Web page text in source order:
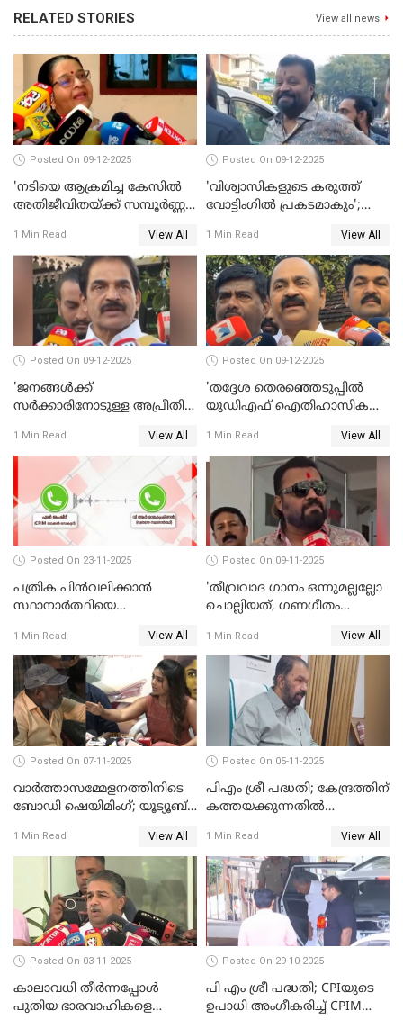
RELATED STORIES View all news
Posted On 09-12-2025
'നടിയെ ആക്രമിച്ച കേസില്‍
അതിജീവിതയ്ക്ക് സമ്പൂര്‍ണ്ണ
MLA WATCH VIDEO
1 Min Read View All
Posted On 09-12-2025
'വിശ്വാസികളുടെ കരുത്ത്
വോട്ടിംഗില്‍ പ്രകടമാകും';
1 Min Read View All
Posted On 09-12-2025
'ജനങ്ങള്‍ക്ക്
സര്‍ക്കാരിനോടുള്ള അപ്രീതി
പ്രതിഫലിക്കും'; കെ.സി
വേണുഗോപാല്‍ WATCH
1 Min Read View All
Posted On 09-12-2025
'തദ്ദേശ തെരഞ്ഞെടുപ്പില്‍
യുഡിഎഫ് ഐതിഹാസിക
സതീശന്‍ WATCH VIDEO
1 Min Read View All
Posted On 23-11-2025
പത്രിക പിന്‍വലിക്കാന്‍
സ്ഥാനാര്‍ത്ഥിയെ
WATCH VIDEO
1 Min Read View All
Posted On 09-11-2025
'തീവ്രവാദ ഗാനം ഒന്നുമല്ലല്ലോ
ചൊല്ലിയത്, ഗണഗീതം
ഭാഗം'; സുരേഷ് ഗോപി WATCH
VIDEO
1 Min Read View All
Posted On 07-11-2025
വാർത്താസമ്മേളനത്തിനിടെ
ബോഡി ഷെയിമിംഗ്; യൂട്യൂബ്
മറുപടിയുമായി ഗൗരി കിഷന്‍
WATCH VIDEO
1 Min Read View All
Posted On 05-11-2025
പിഎം ശ്രീ പദ്ധതി; കേന്ദ്രത്തിന്
കത്തയക്കുന്നതില്‍
വി.ശിവന്‍കുട്ടി WATCH VIDEO
1 Min Read View All
Posted On 03-11-2025
കാലാവധി തീര്‍ന്നപ്പോള്‍
പുതിയ ഭാരവാഹികളെ
Posted On 29-10-2025
പി എം ശ്രീ പദ്ധതി; CPIയുടെ
ഉപാധി അംഗീകരിച്ച് CPIM